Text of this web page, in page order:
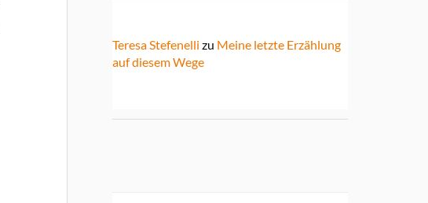
Teresa Stefenelli zu Meine letzte Erzählung
auf diesem Wege